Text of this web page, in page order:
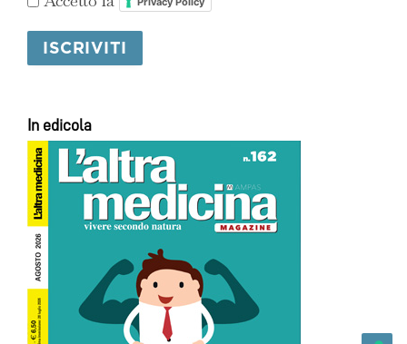
In edicola